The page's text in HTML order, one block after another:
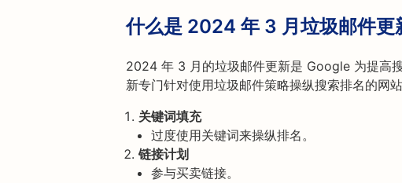
什么是 2024 年 3 月垃圾邮件更
2024 年 3 月的垃圾邮件更新是 Google 为提高
新专门针对使用垃圾邮件策略操纵搜索排名的网
关键词填充
过度使用关键词来操纵排名。
链接计划
参与买卖链接。